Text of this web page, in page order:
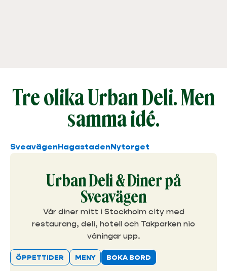
Tre olika Urban Deli. Men
samma idé.
SveavägenHagastadenNytorget
Urban Deli & Diner på
Sveavägen
Vår diner mitt i Stockholm city med
restaurang, deli, hotell och Takparken nio
våningar upp.
ÖPPETTIDER MENY BOKA BORD